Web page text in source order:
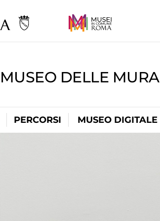
MUSEO DELLE MURA
PERCORSI MUSEO DIGITALE